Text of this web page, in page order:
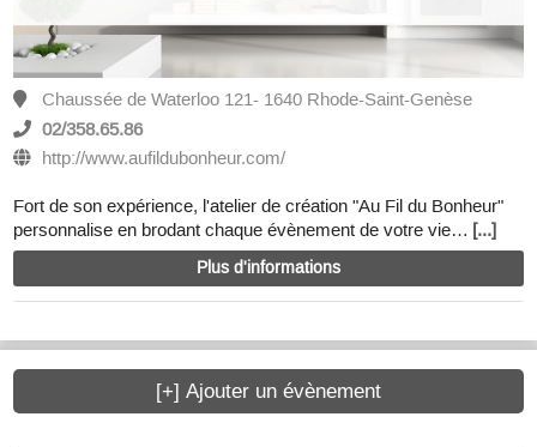
Chaussée de Waterloo 121- 1640 Rhode-Saint-Genèse
02/358.65.86
http://www.aufildubonheur.com/
Fort de son expérience, l'atelier de création "Au Fil du Bonheur"
personnalise en brodant chaque évènement de votre vie… [...]
Plus d'informations
[+] Ajouter un évènement